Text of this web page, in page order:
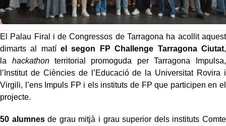
El Palau Firal i de Congressos de Tarragona ha acollit aquest
dimarts al matíel segon FP Challenge Tarragona Ciutat,
la hackathon territorial promoguda per Tarragona Impulsa,
l’Institut de Ciències de l’Educació de la Universitat Rovira i
Virgili, l’ens Impuls FP i els instituts de FP que participen en el
projecte.
50 alumnesde grau mitjà i grau superior dels instituts Comte